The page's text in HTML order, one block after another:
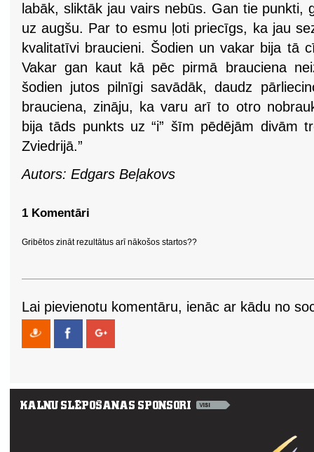
labāk, sliktāk jau vairs nebūs. Gan tie punkti,
uz augšu. Par to esmu ļoti priecīgs, ka jau
kvalitatīvi braucieni. Šodien un vakar bija tā
Vakar gan kaut kā pēc pirmā brauciena
šodien jutos pilnīgi savādāk, daudz
brauciena, zināju, ka varu arī to otro
bija tāds punkts uz “i” šīm pēdējām divām
Zviedrijā.”
Autors: Edgars Beļakovs
1 Komentāri
Gribētos zināt rezultātus arī nākošos startos??
Lai pievienotu komentāru, ienāc ar kādu no